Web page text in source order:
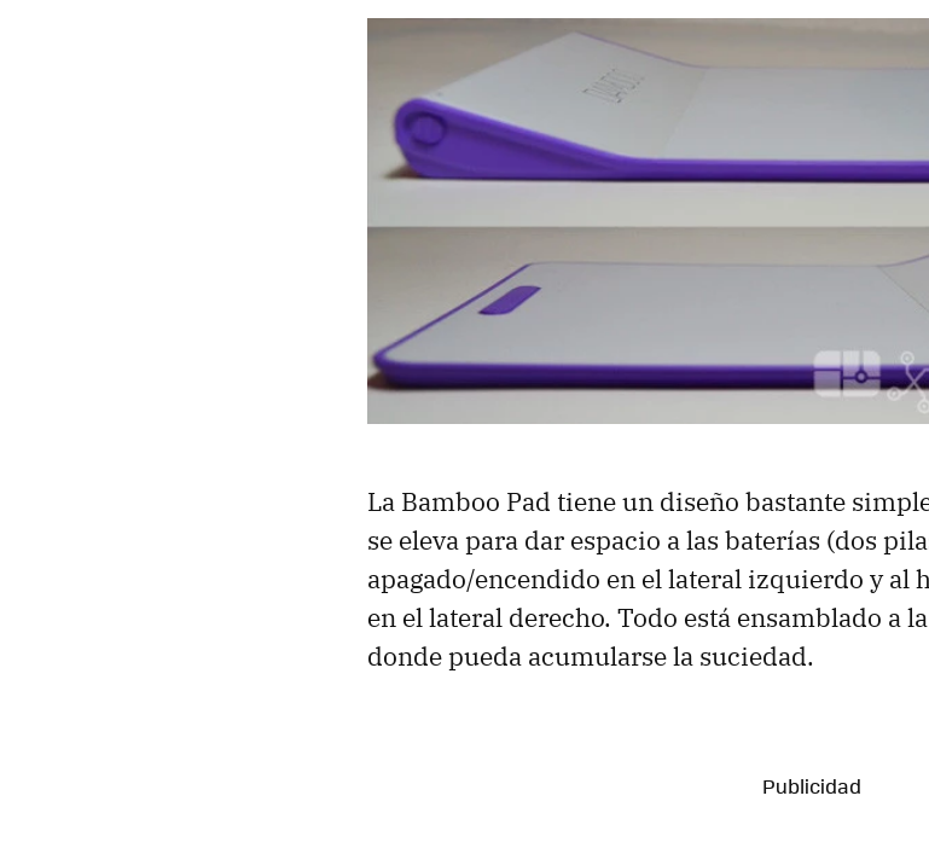
La Bamboo Pad tiene un diseño bastante
se eleva para dar espacio a las baterías (dos
apagado/encendido en el lateral izquierdo y al
en el lateral derecho. Todo está ensamblado a
donde pueda acumularse la suciedad.